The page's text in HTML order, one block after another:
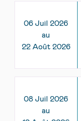
06 Juil 2026
au
22 Août 2026
08 Juil 2026
au